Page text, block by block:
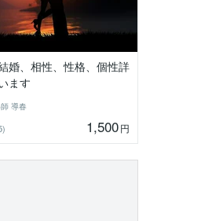
婚、相性、性格、個性詳
ます
導春
1,500円